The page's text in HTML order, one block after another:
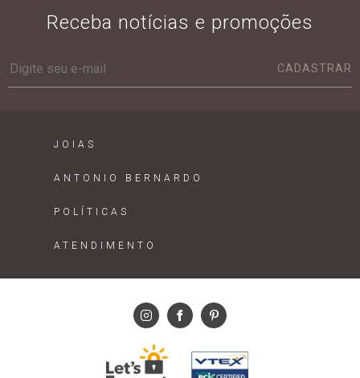
Receba notícias e promoções
CADASTRAR
JOIAS
ANTONIO BERNARDO
POLÍTICAS
ATENDIMENTO